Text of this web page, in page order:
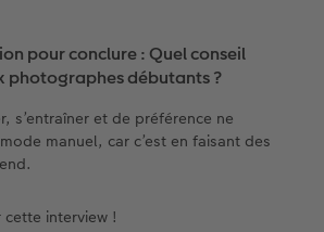
pour conclure : Quel conseil
photographes débutants ?
s’entraîner et de préférence ne
manuel, car c’est en faisant des
interview !